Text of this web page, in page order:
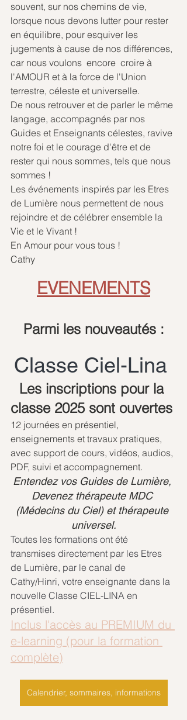
souvent, sur nos chemins de vie,
lorsque nous devons lutter pour rester
en équilibre, pour esquiver les
jugements à cause de nos différences,
car nous voulons  encore  croire à
l'AMOUR et à la force de l'Union
terrestre, céleste et universelle.
De nous retrouver et de parler le même
langage, accompagnés par nos
Guides et Enseignants célestes, ravive
notre foi et le courage d'être et de
rester qui nous sommes, tels que nous
sommes !
Les événements inspirés par les Etres
de Lumière nous permettent de nous
rejoindre et de célébrer ensemble la
Vie et le Vivant !
En Amour pour vous tous !
Cathy
EVENEMENTS
Parmi les nouveautés :
Classe Ciel-Lina
Les inscriptions pour la
classe 2025 sont ouvertes
12 journées en présentiel,
enseignements et travaux pratiques,
avec support de cours, vidéos, audios,
PDF, suivi et accompagnement.
Entendez vos Guides de Lumière,
Devenez thérapeute MDC
(Médecins du Ciel) et thérapeute
universel.
Toutes les formations ont été
transmises directement par les Etres
de Lumière, par le canal de
Cathy/Hinri, votre enseignante dans la
nouvelle Classe CIEL-LINA en
présentiel.
Inclus l'accès au PREMIUM du
e-learning (pour la formation
complète)
Calendrier, sommaires, informations